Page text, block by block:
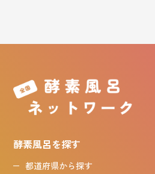
酵素風呂を探す
都道府県から探す